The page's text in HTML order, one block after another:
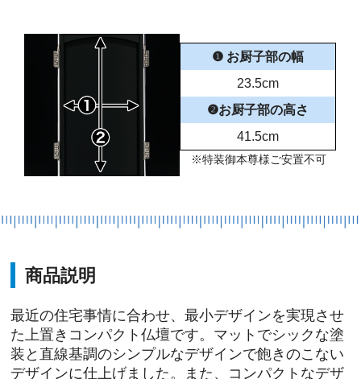
❶ お厨子部の幅
23.5cm
❷お厨子部の高さ
41.5cm
※特装御本尊様ご安置不可
商品説明
最近の住宅事情に合わせ、最小デザインを実現させ
た上置きコンパクト仏壇です。マットでシックな塗
装と直線基調のシンプルなデザインで飽きのこない
デザインに仕上げました。また、コンパクトなデザ